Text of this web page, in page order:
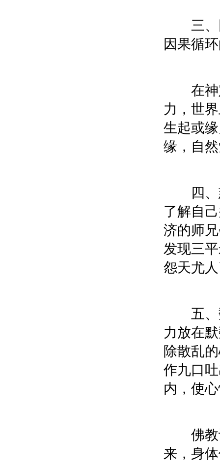
三、因
因果循
在神定
力，世
生起或
缘，自
四、慈
了解自
济的师
发现三
怨天尤
五、数
力放在
除散乱
作九口
内，使
佛教认
来，身